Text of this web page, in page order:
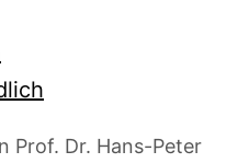
Prof. Dr. Hans-Peter